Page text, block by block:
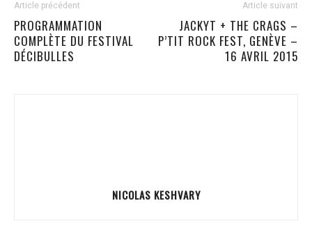
Article précédent
PROGRAMMATION
COMPLÈTE DU FESTIVAL
DÉCIBULLES
Article suivant
JACKYT + THE CRAGS –
P’TIT ROCK FEST, GENÈVE –
16 AVRIL 2015
NICOLAS KESHVARY